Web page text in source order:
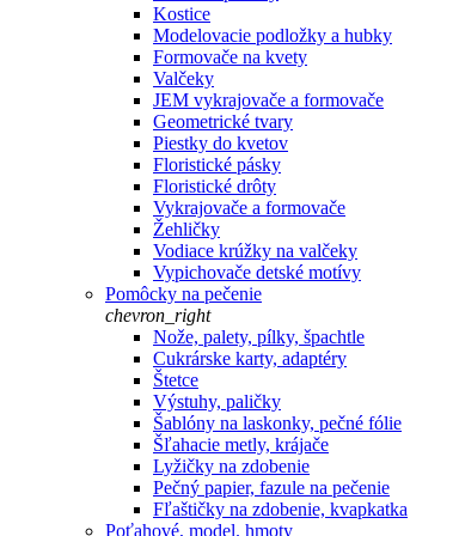
Kostice
Modelovacie podložky a hubky
Formovače na kvety
Valčeky
JEM vykrajovače a formovače
Geometrické tvary
Piestky do kvetov
Floristické pásky
Floristické drôty
Vykrajovače a formovače
Žehličky
Vodiace krúžky na valčeky
Vypichovače detské motívy
Pomôcky na pečenie
chevron_right
Nože, palety, pílky, špachtle
Cukrárske karty, adaptéry
Štetce
Výstuhy, paličky
Šablóny na laskonky, pečné fólie
Šľahacie metly, krájače
Lyžičky na zdobenie
Pečný papier, fazule na pečenie
Fľaštičky na zdobenie, kvapkatka
Poťahové, model. hmoty